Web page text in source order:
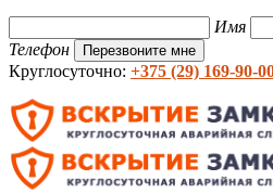
Имя
Телефон
Перезвоните мне
Круглосуточно: +375 (29) 169-90-